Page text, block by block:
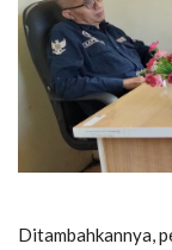
Ditambahkannya,